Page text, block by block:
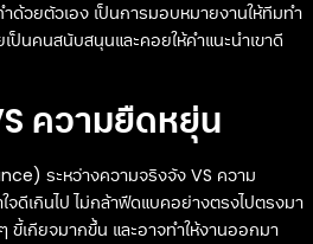
ด้วยตัวเอง เป็นการมอบหมายงานให้ทีมทำ
ป็นคนสนับสนุนและคอยให้คำแนะนำเขาดี
ความยืดหยุ่น
ระหว่างความจริงจัง VS ความ
ดีเกินไป ไม่กล้าฟีดแบคอย่างตรงไปตรงมา
ขี้เกียจมากขึ้น และอาจทำให้งานออกมา